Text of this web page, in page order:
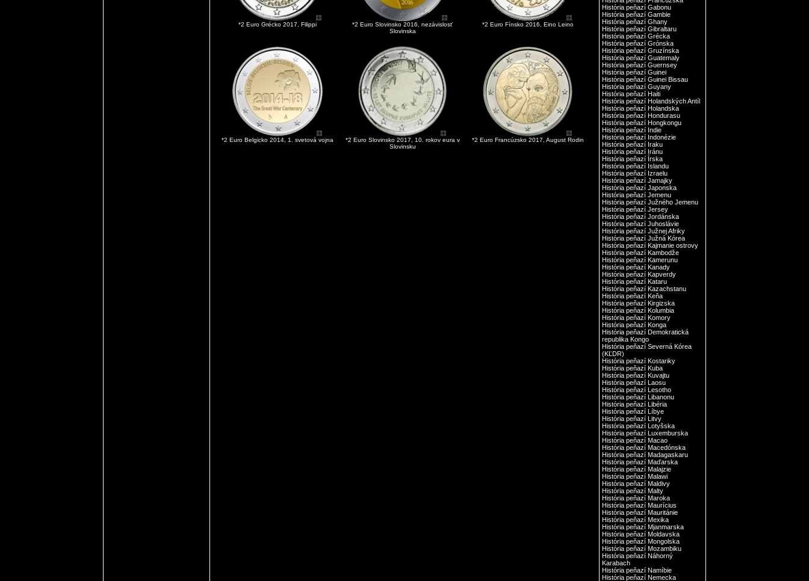
*2 Euro Grécko 2017, Filippi
*2 Euro Slovinsko 2016, nezávislosť
Slovinska
*2 Euro Fínsko 2016, Eino Leino
*2 Euro Belgicko 2014, 1. svetová vojna
*2 Euro Slovinsko 2017, 10. rokov eura v
Slovinsku
*2 Euro Francúzsko 2017, August Rodin
História peňazí Gabonu
História peňazí Gambie
História peňazí Ghany
História peňazí Gibraltaru
História peňazí Grécka
História peňazí Grónska
História peňazí Gruzínska
História peňazí Guatemaly
História peňazí Guernsey
História peňazí Guinei
História peňazí Guinei Bissau
História peňazí Guyany
História peňazí Haiti
História peňazí Holandských Antíl
História peňazí Holandska
História peňazí Hondurasu
História peňazí Hongkongu
História peňazí Indie
História peňazí Indonézie
História peňazí Iraku
História peňazí Iránu
História peňazí Írska
História peňazí Islandu
História peňazí Izraelu
História peňazí Jamajky
História peňazí Japonska
História peňazí Jemenu
História peňazí Južného Jemenu
História peňazí Jersey
História peňazí Jordánska
História peňazí Juhoslávie
História peňazí Južnej Afriky
História peňazí Južná Kórea
História peňazí Kajmanie ostrovy
História peňazí Kambodže
História peňazí Kamerunu
História peňazí Kanady
História peňazí Kapverdy
História peňazí Kataru
História peňazí Kazachstanu
História peňazí Keňa
História peňazí Kirgizska
História peňazí Kolumbia
História peňazí Komory
História peňazí Konga
História peňazí Demokratická
republika Kongo
História peňazí Severná Kórea
(KĽDR)
História peňazí Kostariky
História peňazí Kuba
História peňazí Kuvajtu
História peňazí Laosu
História peňazí Lesotho
História peňazí Libanonu
História peňazí Libéria
História peňazí Líbye
História peňazí Litvy
História peňazí Lotyšska
História peňazí Luxemburska
História peňazí Macao
História peňazí Macedónska
História peňazí Madagaskaru
História peňazí Maďarska
História peňazí Malajzie
História peňazí Malawi
História peňazí Maldivy
História peňazí Malty
História peňazí Maroka
História peňazí Maurícius
História peňazí Mauritánie
História peňazí Mexika
História peňazí Mjanmarska
História peňazí Moldavska
História peňazí Mongolska
História peňazí Mozambiku
História peňazí Náhorný
Karabach
História peňazí Namíbie
História peňazí Nemecka